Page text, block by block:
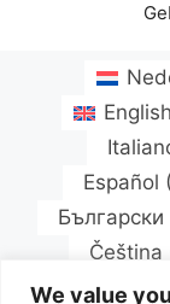
We value
English
Español (
Български
Čeština
Eesti(Ests)